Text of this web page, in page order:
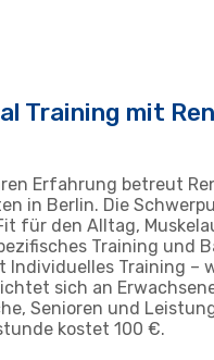
Training mit
Erfahrung betreut
in Berlin. Die
für den Alltag,
Training und
Individuelles Training –
sich an
Senioren und
kostet 100 €.